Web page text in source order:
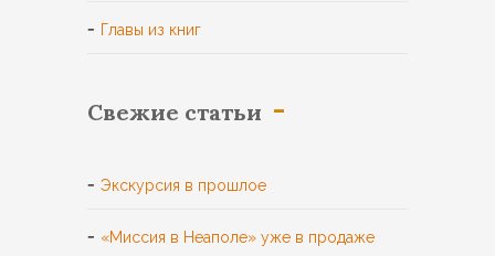
Главы из книг
Свежие статьи
Экскурсия в прошлое
«Миссия в Неаполе» уже в продаже